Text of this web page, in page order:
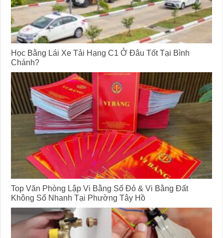
Học Bằng Lái Xe Tải Hạng C1 Ở Đâu Tốt Tại Bình
Chánh?
Top Văn Phòng Lập Vi Bằng Sổ Đỏ & Vi Bằng Đất
Không Sổ Nhanh Tại Phường Tây Hồ